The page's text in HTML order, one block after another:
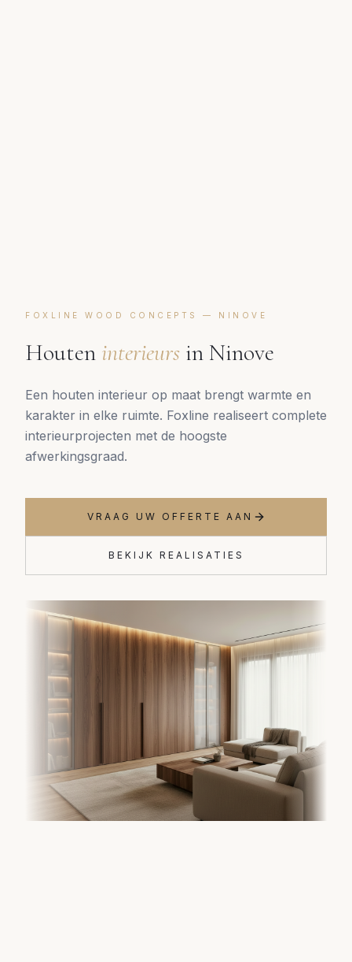
FOXLINE WOOD CONCEPTS — NINOVE
Houten interieurs in Ninove
Een houten interieur op maat brengt warmte en
karakter in elke ruimte. Foxline realiseert complete
interieurprojecten met de hoogste
afwerkingsgraad.
VRAAG UW OFFERTE AAN
BEKIJK REALISATIES